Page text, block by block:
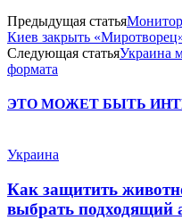
Предыдущая статья
Киев закрыть
Следующая статьяУкраина
формата
ЭТО МОЖЕТ БЫТЬ
Украина
Как защитить
выбрать подходящий